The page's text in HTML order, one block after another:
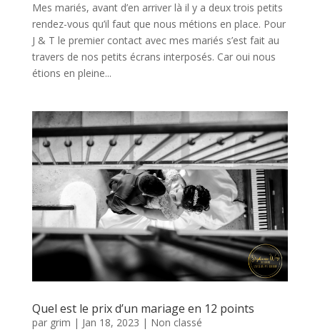
Mes mariés, avant d’en arriver là il y a deux trois petits
rendez-vous qu’il faut que nous métions en place. Pour
J & T le premier contact avec mes mariés s’est fait au
travers de nos petits écrans interposés. Car oui nous
étions en pleine...
Quel est le prix d’un mariage en 12 points
par grim | Jan 18, 2023 | Non classé